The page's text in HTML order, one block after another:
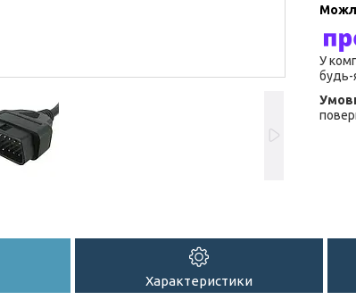
У
будь-
Характеристики